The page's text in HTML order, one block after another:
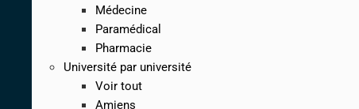
Médecine
Paramédical
Pharmacie
Université par université
Voir tout
Amiens